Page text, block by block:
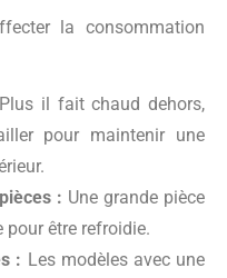
la consommation
Plus il fait chaud dehors,
pour maintenir une
: Une grande pièce
pour être refroidie.
: Les modèles avec une